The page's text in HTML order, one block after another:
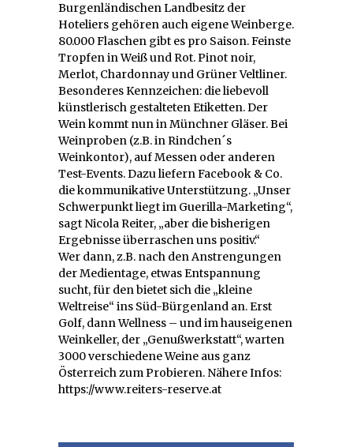
Burgenländischen Landbesitz der
Hoteliers gehören auch eigene Weinberge.
80.000 Flaschen gibt es pro Saison. Feinste
Tropfen in Weiß und Rot. Pinot noir,
Merlot, Chardonnay und Grüner Veltliner.
Besonderes Kennzeichen: die liebevoll
künstlerisch gestalteten Etiketten. Der
Wein kommt nun in Münchner Gläser. Bei
Weinproben (z.B. in Rindchen´s
Weinkontor), auf Messen oder anderen
Test-Events. Dazu liefern Facebook & Co.
die kommunikative Unterstützung. „Unser
Schwerpunkt liegt im Guerilla-Marketing“,
sagt Nicola Reiter, „aber die bisherigen
Ergebnisse überraschen uns positiv.“
Wer dann, z.B. nach den Anstrengungen
der Medientage, etwas Entspannung
sucht, für den bietet sich die „kleine
Weltreise“ ins Süd-Bürgenland an. Erst
Golf, dann Wellness – und im hauseigenen
Weinkeller, der „Genußwerkstatt“, warten
3000 verschiedene Weine aus ganz
Österreich zum Probieren. Nähere Infos:
https://www.reiters-reserve.at